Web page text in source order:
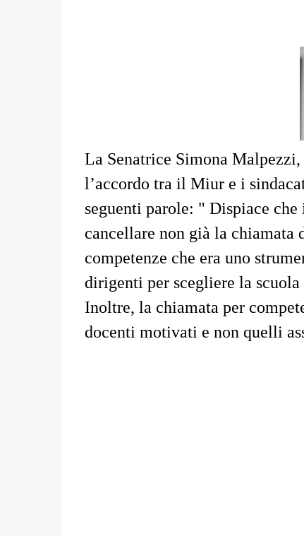
La Senatrice Simona
l’accordo tra il Miur e i
seguenti parole: " Dispiace
cancellare non già la chiamata
competenze che era uno
dirigenti per scegliere la
Inoltre, la chiamata per
docenti motivati e non quelli